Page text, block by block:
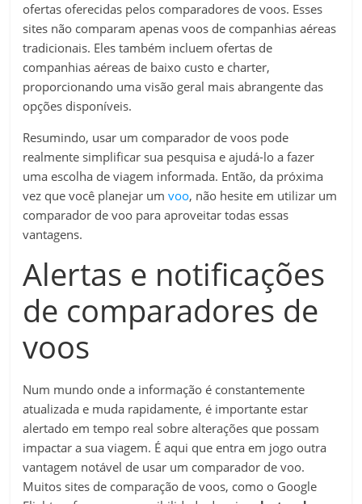
ofertas oferecidas pelos comparadores de voos. Esses
sites não comparam apenas voos de companhias aéreas
tradicionais. Eles também incluem ofertas de
companhias aéreas de baixo custo e charter,
proporcionando uma visão geral mais abrangente das
opções disponíveis.
Resumindo, usar um comparador de voos pode
realmente simplificar sua pesquisa e ajudá-lo a fazer
uma escolha de viagem informada. Então, da próxima
vez que você planejar umvoo, não hesite em utilizar um
comparador de voo para aproveitar todas essas
vantagens.
Alertas e notificações
de comparadores de
voos
Num mundo onde a informação é constantemente
atualizada e muda rapidamente, é importante estar
alertado em tempo real sobre alterações que possam
impactar a sua viagem. É aqui que entra em jogo outra
vantagem notável de usar um comparador de voo.
Muitos sites de comparação de voos, como o Google